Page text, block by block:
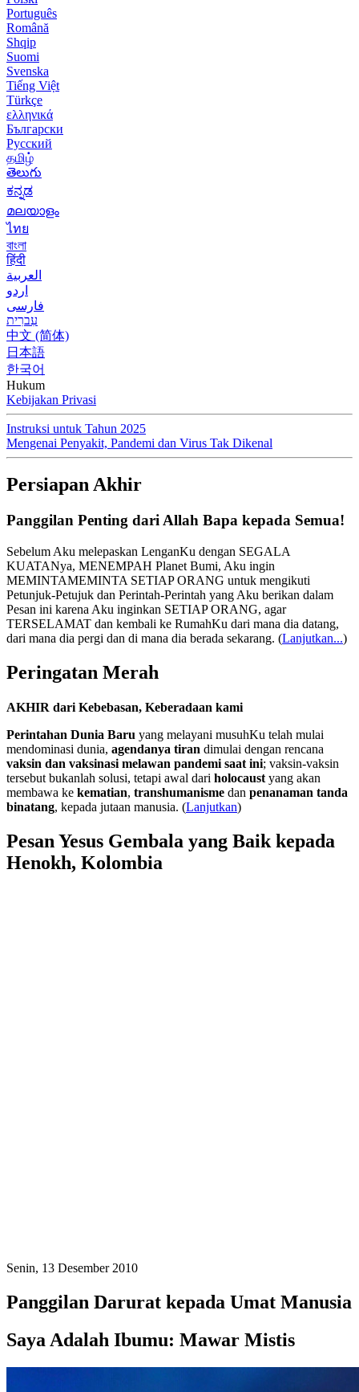
Português
Română
Shqip
Suomi
Svenska
Tiếng Việt
Türkçe
ελληνικά
Български
Русский
தமிழ்
తెలుగు
ಕನ್ನಡ
മലയാളം
ไทย
বাংলা
हिंदी
العربية
اردو
فارسی
עִברִית
中文 (简体)
日本語
한국어
Hukum
Kebijakan Privasi
Instruksi untuk Tahun 2025
Mengenai Penyakit, Pandemi dan Virus Tak Dikenal
Persiapan Akhir
Panggilan Penting dari Allah Bapa kepada Semua!
Sebelum Aku melepaskan LenganKu dengan SEGALA
KUATANya, MENEMPAH Planet Bumi, Aku ingin
MEMINTAMEMINTA SETIAP ORANG untuk mengikuti
Petunjuk-Petujuk dan Perintah-Perintah yang Aku berikan dalam
Pesan ini karena Aku inginkan SETIAP ORANG, agar
TERSELAMAT dan kembali ke RumahKu dari mana dia datang,
dari mana dia pergi dan di mana dia berada sekarang. (Lanjutkan...)
Peringatan Merah
AKHIR dari Kebebasan, Keberadaan kami
Perintahan Dunia Baru yang melayani musuhKu telah mulai
mendominasi dunia, agendanya tiran dimulai dengan rencana
vaksin dan vaksinasi melawan pandemi saat ini; vaksin-vaksin
tersebut bukanlah solusi, tetapi awal dari holocaust yang akan
membawa ke kematian, transhumanisme dan penanaman tanda
binatang, kepada jutaan manusia. (Lanjutkan)
Pesan Yesus Gembala yang Baik kepada
Henokh, Kolombia
Senin, 13 Desember 2010
Panggilan Darurat kepada Umat Manusia
Saya Adalah Ibumu: Mawar Mistis